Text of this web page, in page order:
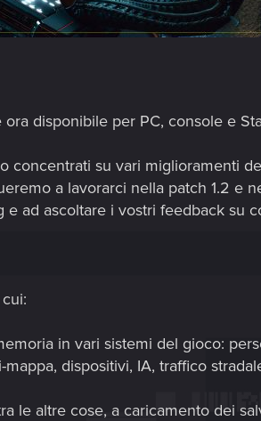
ora disponibile per PC, console e
concentrati su vari miglioramenti
a lavorarci nella patch 1.2 e
ad ascoltare i vostri feedback su
in vari sistemi del gioco:
dispositivi, IA, traffico
le altre cose, a caricamento dei